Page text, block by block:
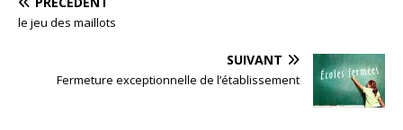
le jeu des maillots
SUIVANT
Fermeture exceptionnelle de l’établissement